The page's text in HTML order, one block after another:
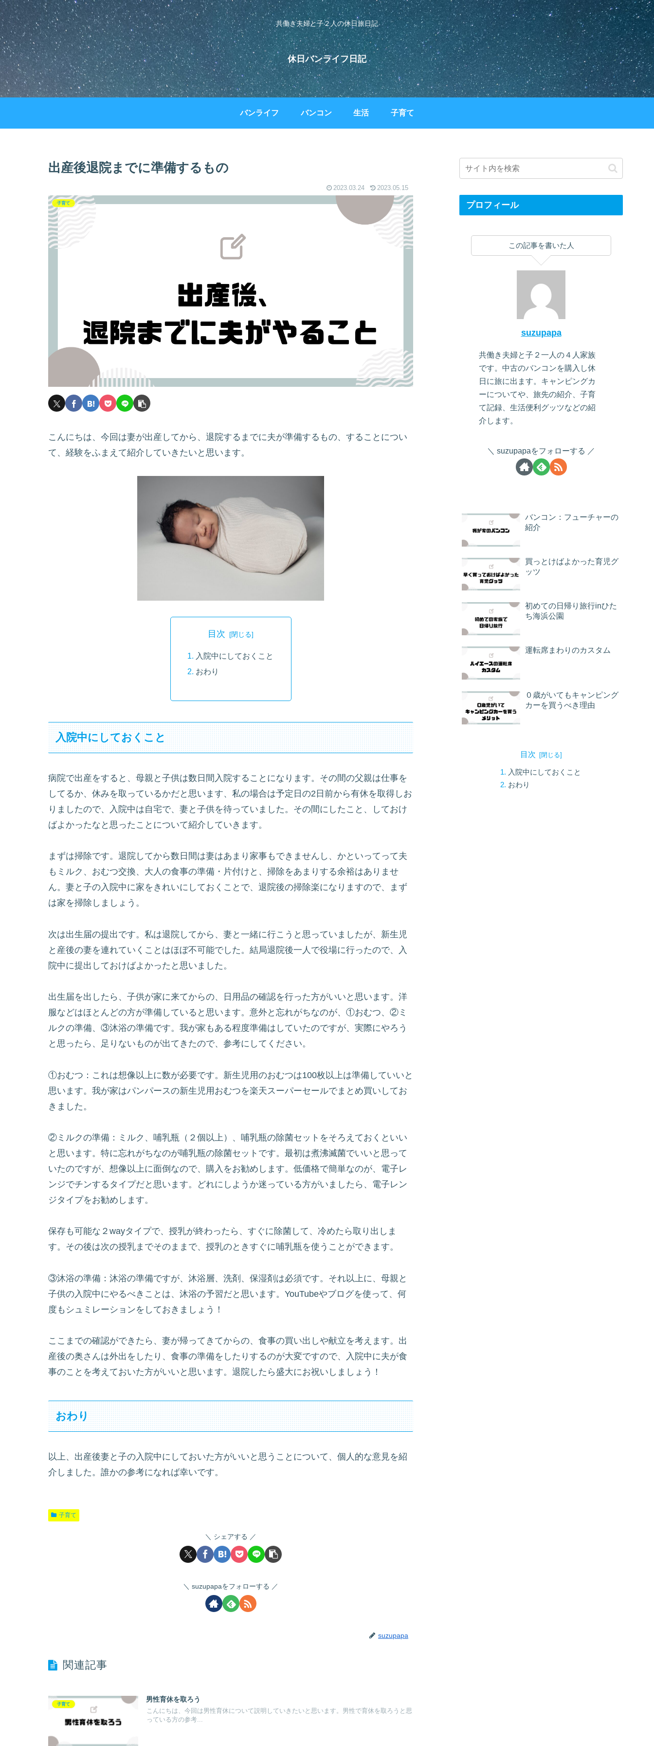
共働き夫婦と子２人の休日旅日記
休日バンライフ日記
バンライフ バンコン 生活 子育て
出産後退院までに準備するもの
2023.03.24 2023.05.15
子育て
こんにちは、今回は妻が出産してから、退院するまでに夫が準備するもの、することについ
て、経験をふまえて紹介していきたいと思います。
目次
入院中にしておくこと
おわり
入院中にしておくこと
病院で出産をすると、母親と子供は数日間入院することになります。その間の父親は仕事を
してるか、休みを取っているかだと思います、私の場合は予定日の2日前から有休を取得しお
りましたので、入院中は自宅で、妻と子供を待っていました。その間にしたこと、しておけ
ばよかったなと思ったことについて紹介していきます。
まずは掃除です。退院してから数日間は妻はあまり家事もできませんし、かといってって夫
もミルク、おむつ交換、大人の食事の準備・片付けと、掃除をあまりする余裕はありませ
ん。妻と子の入院中に家をきれいにしておくことで、退院後の掃除楽になりますので、まず
は家を掃除しましょう。
次は出生届の提出です。私は退院してから、妻と一緒に行こうと思っていましたが、新生児
と産後の妻を連れていくことはほぼ不可能でした。結局退院後一人で役場に行ったので、入
院中に提出しておけばよかったと思いました。
出生届を出したら、子供が家に来てからの、日用品の確認を行った方がいいと思います。洋
服などはほとんどの方が準備していると思います。意外と忘れがちなのが、①おむつ、②ミ
ルクの準備、③沐浴の準備です。我が家もある程度準備はしていたのですが、実際にやろう
と思ったら、足りないものが出てきたので、参考にしてください。
①おむつ：これは想像以上に数が必要です。新生児用のおむつは100枚以上は準備していいと
思います。我が家はパンパースの新生児用おむつを楽天スーパーセールでまとめ買いしてお
きました。
②ミルクの準備：ミルク、哺乳瓶（２個以上）、哺乳瓶の除菌セットをそろえておくといい
と思います。特に忘れがちなのが哺乳瓶の除菌セットです。最初は煮沸滅菌でいいと思って
いたのですが、想像以上に面倒なので、購入をお勧めします。低価格で簡単なのが、電子レ
ンジでチンするタイプだと思います。どれにしようか迷っている方がいましたら、電子レン
ジタイプをお勧めします。
保存も可能な２wayタイプで、授乳が終わったら、すぐに除菌して、冷めたら取り出しま
す。その後は次の授乳までそのままで、授乳のときすぐに哺乳瓶を使うことができます。
③沐浴の準備：沐浴の準備ですが、沐浴層、洗剤、保湿剤は必須です。それ以上に、母親と
子供の入院中にやるべきことは、沐浴の予習だと思います。YouTubeやブログを使って、何
度もシュミレーションをしておきましょう！
ここまでの確認ができたら、妻が帰ってきてからの、食事の買い出しや献立を考えます。出
産後の奥さんは外出をしたり、食事の準備をしたりするのが大変ですので、入院中に夫が食
事のことを考えておいた方がいいと思います。退院したら盛大にお祝いしましょう！
おわり
以上、出産後妻と子の入院中にしておいた方がいいと思うことについて、個人的な意見を紹
介しました。誰かの参考になれば幸いです。
子育て
シェアする
suzupapaをフォローする
suzupapa
関連記事
子育て
男性育休を取ろう
こんにちは、今回は男性育休について説明していきたいと思います。男性で育休を取ろうと思
っている方の参考...
プロフィール
この記事を書いた人
suzupapa
共働き夫婦と子２一人の４人家族
です。中古のバンコンを購入し休
日に旅に出ます。キャンピングカ
ーについてや、旅先の紹介、子育
て記録、生活便利グッツなどの紹
介します。
suzupapaをフォローする
バンコン：フューチャーの
紹介
買っとけばよかった育児グ
ッツ
初めての日帰り旅行inひた
ち海浜公園
運転席まわりのカスタム
０歳がいてもキャンピング
カーを買うべき理由
目次
入院中にしておくこと
おわり